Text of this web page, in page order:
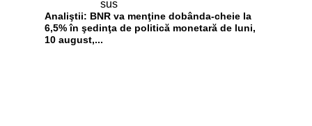
Analiştii: BNR va menţine dobânda-cheie la
6,5% în şedinţa de politică monetară de luni,
10 august,...